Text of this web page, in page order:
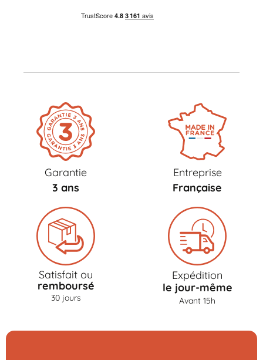
Garantie
3 ans
Entreprise
Française
Satisfait ou
remboursé
30 jours
Expédition
le jour-même
Avant 15h